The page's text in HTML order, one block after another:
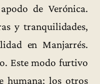
de Verónica.
y tranquilidades,
en Manjarrés.
Este modo furtivo
humana; los otros